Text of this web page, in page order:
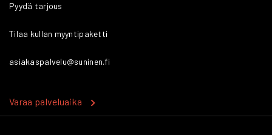
Pyydä tarjous
Tilaa kullan myyntipaketti
asiakaspalvelu@suninen.fi
Varaa palveluaika